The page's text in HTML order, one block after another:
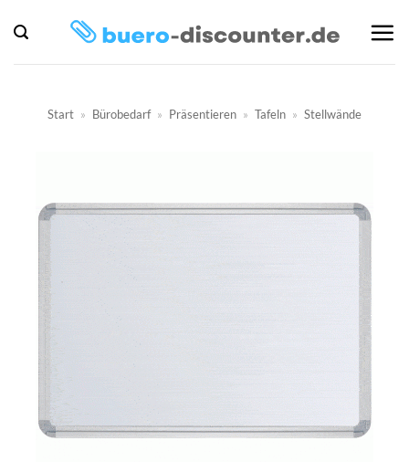
Inhalt
springen
Start » Bürobedarf » Präsentieren » Tafeln » Stellwände